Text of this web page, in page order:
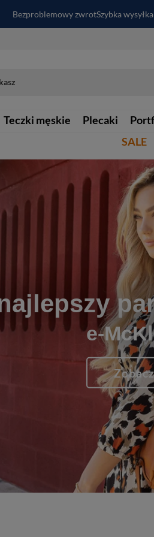
PayPo - kup i zapłać za 30dniZapisz się
Teczki męskie Plecaki
SALE
e-
Zobacz